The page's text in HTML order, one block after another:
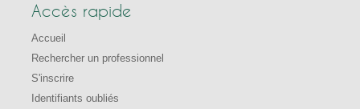
Accès rapide
Accueil
Rechercher un professionnel
S'inscrire
Identifiants oubliés